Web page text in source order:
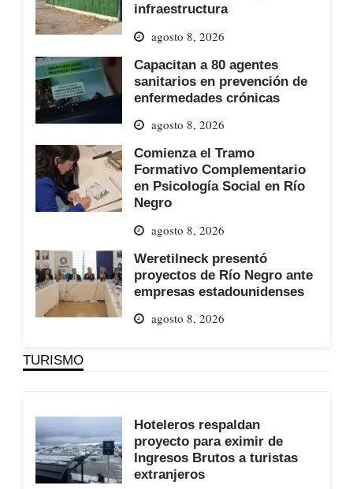
infraestructura
agosto 8, 2026
Capacitan a 80 agentes
sanitarios en prevención de
enfermedades crónicas
agosto 8, 2026
Comienza el Tramo
Formativo Complementario
en Psicología Social en Río
Negro
agosto 8, 2026
Weretilneck presentó
proyectos de Río Negro ante
empresas estadounidenses
agosto 8, 2026
TURISMO
Hoteleros respaldan
proyecto para eximir de
Ingresos Brutos a turistas
extranjeros